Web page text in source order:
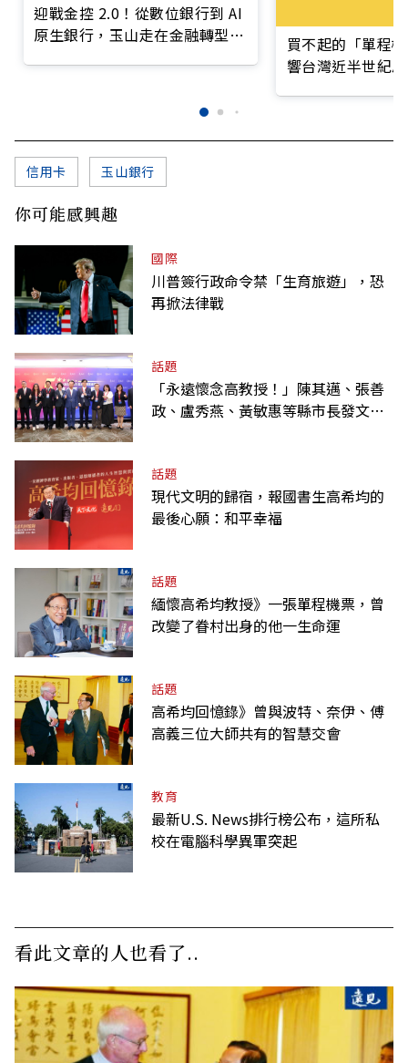
迎戰金控 2.0！從數位銀行到 AI
原生銀行，玉山走在金融轉型最
買不起的「單程
響台灣近半世紀
信用卡 玉山銀行
你可能感興趣
國際
川普簽行政命令禁「生育旅遊」，恐
再掀法律戰
話題
「永遠懷念高教授！」陳其邁、張善
政、盧秀燕、黃敏惠等縣市長發文弔
話題
現代文明的歸宿，報國書生高希均的
最後心願：和平幸福
話題
緬懷高希均教授》一張單程機票，曾
改變了眷村出身的他一生命運
話題
高希均回憶錄》曾與波特、奈伊、傅
高義三位大師共有的智慧交會
教育
最新U.S. News排行榜公布，這所私
校在電腦科學異軍突起
看此文章的人也看了..